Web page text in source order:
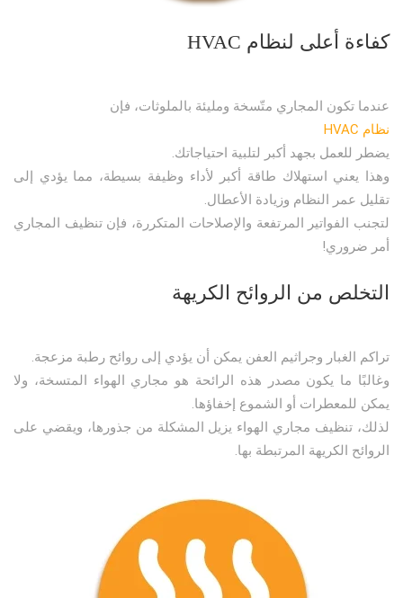
كفاءة أعلى لنظام HVAC
عندما تكون المجاري متّسخة ومليئة بالملوثات، فإن
نظام HVAC
يضطر للعمل بجهد أكبر لتلبية احتياجاتك.
وهذا يعني استهلاك طاقة أكبر لأداء وظيفة بسيطة، مما يؤدي إلى
تقليل عمر النظام وزيادة الأعطال.
لتجنب الفواتير المرتفعة والإصلاحات المتكررة، فإن تنظيف المجاري
أمر ضروري!
التخلص من الروائح الكريهة
تراكم الغبار وجراثيم العفن يمكن أن يؤدي إلى روائح رطبة مزعجة.
وغالبًا ما يكون مصدر هذه الرائحة هو مجاري الهواء المتسخة، ولا
يمكن للمعطرات أو الشموع إخفاؤها.
لذلك، تنظيف مجاري الهواء يزيل المشكلة من جذورها، ويقضي على
الروائح الكريهة المرتبطة بها.